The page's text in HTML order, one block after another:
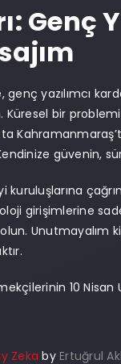
Genç
genç yazılımcı
bir
güvenin,
kuruluşlarına
girişimlerine
Unutmayalım
10
Zeka by Ertuğrul